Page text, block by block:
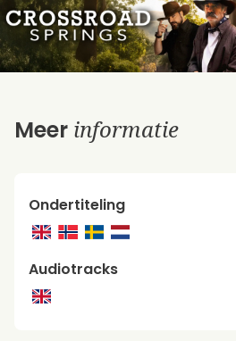
Meer informatie
Ondertiteling
Audiotracks